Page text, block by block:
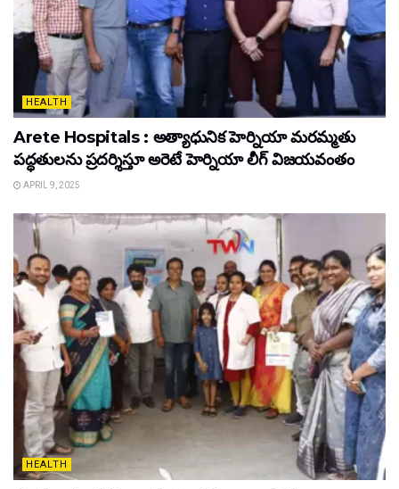
HEALTH
Arete Hospitals : అత్యాధునిక హెర్నియా మరమ్మతు
పద్ధతులను ప్రదర్శిస్తూ అరెటే హెర్నియా లీగ్ విజయవంతం
APRIL 9, 2025
HEALTH